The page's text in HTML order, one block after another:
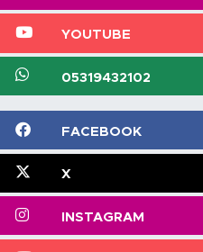
YOUTUBE
05319432102
FACEBOOK
X
INSTAGRAM